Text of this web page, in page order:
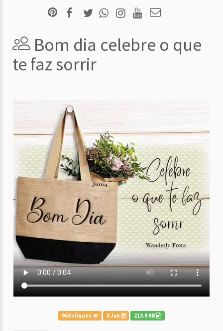
Bom dia celebre o que
te faz sorrir
964 cliques 3 Jan 213.9 KB